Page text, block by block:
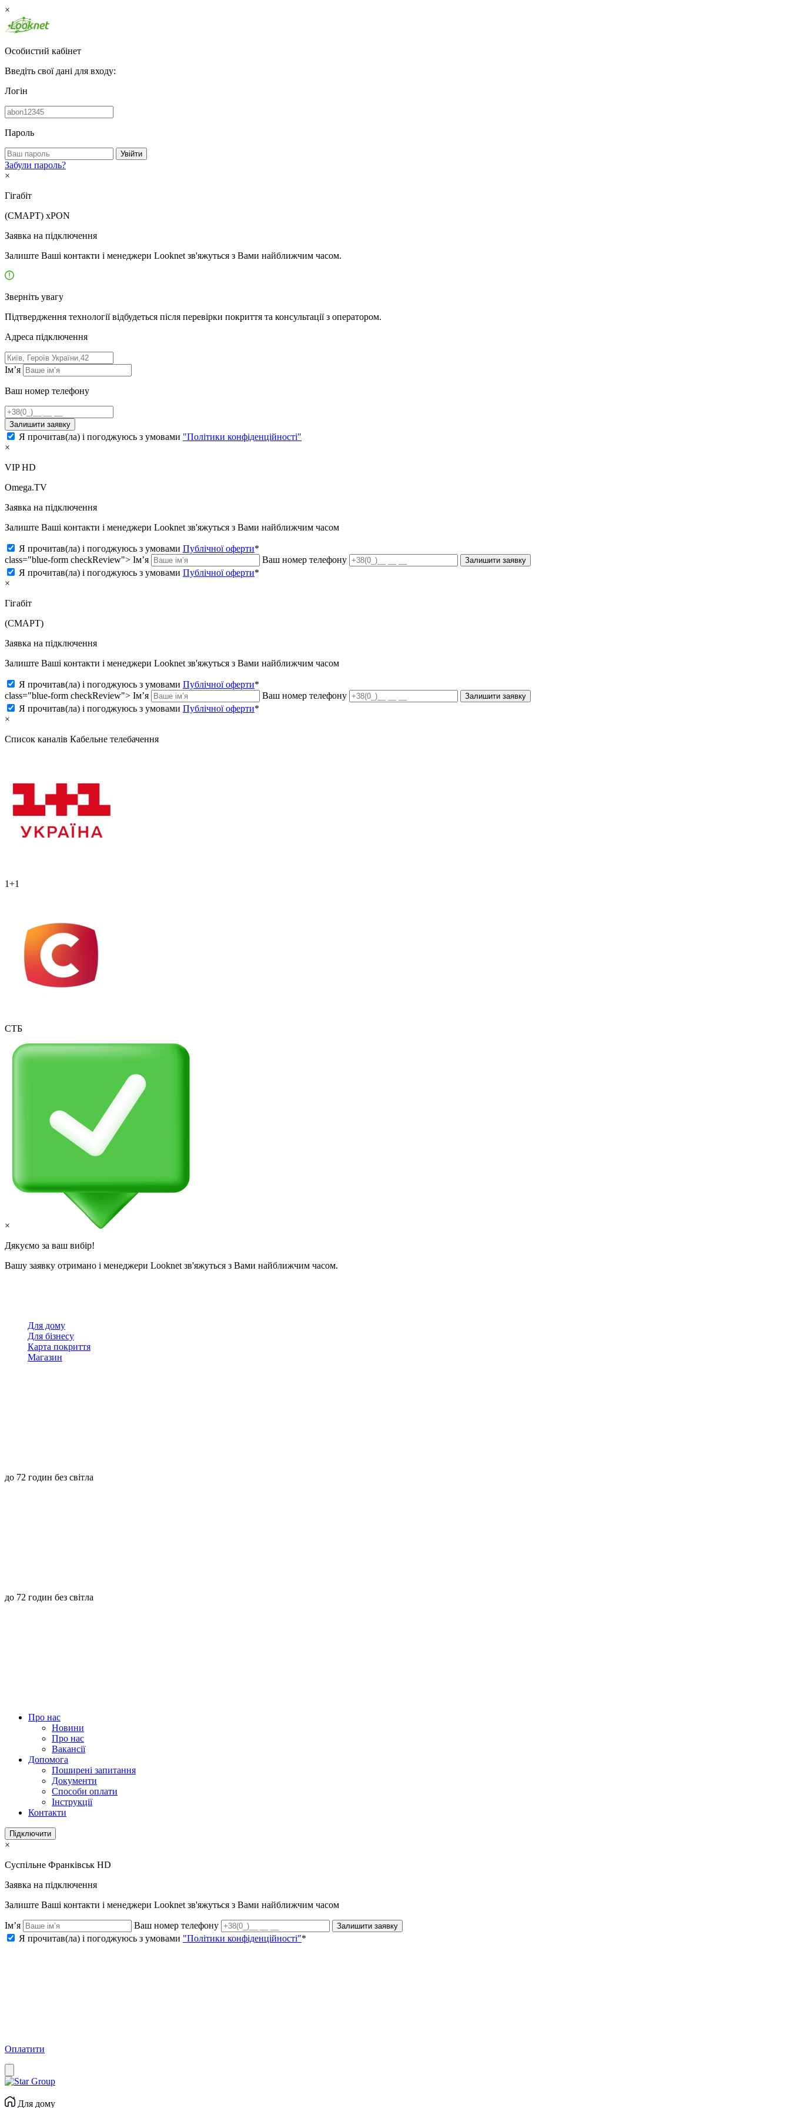
×
Особистий кабінет
Введіть свої дані для входу:
Логін
Пароль
Увійти
Забули пароль?
×
Гігабіт
(СМАРТ) xPON
Заявка на підключення
Залиште Ваші контакти і менеджери Looknet зв'яжуться з Вами найближчим часом.
Зверніть увагу
Підтвердження технології відбудеться після перевірки покриття та консультації з оператором.
Адресa підключення
Ім’я
Ваш номер телефону
Залишити заявку
Я прочитав(ла) і погоджуюсь з умовами "Політики конфіденційності"
×
VIP HD
Omega.TV
Заявка на підключення
Залиште Ваші контакти і менеджери Looknet зв'яжуться з Вами найближчим часом
Я прочитав(ла) і погоджуюсь з умовами Публічної оферти*
class="blue-form checkReview"> Ім’я Ваш номер телефону Залишити заявку
Я прочитав(ла) і погоджуюсь з умовами Публічної оферти*
×
Гігабіт
(СМАРТ)
Заявка на підключення
Залиште Ваші контакти і менеджери Looknet зв'яжуться з Вами найближчим часом
Я прочитав(ла) і погоджуюсь з умовами Публічної оферти*
class="blue-form checkReview"> Ім’я Ваш номер телефону Залишити заявку
Я прочитав(ла) і погоджуюсь з умовами Публічної оферти*
×
Список каналів Кабельне телебачення
1+1
СТБ
×
Дякуємо за ваш вибір!
Вашу заявку отримано і менеджери Looknet зв'яжуться з Вами найближчим часом.
Для дому
Для бізнесу
Карта покриття
Магазин
до 72 годин без світла
до 72 годин без світла
Про нас
Новини
Про нас
Вакансії
Допомога
Поширені запитання
Документи
Способи оплати
Інструкції
Контакти
Підключити
×
Суспільне Франківськ HD
Заявка на підключення
Залиште Ваші контакти і менеджери Looknet зв'яжуться з Вами найближчим часом
Ім’я Ваш номер телефону Залишити заявку
Я прочитав(ла) і погоджуюсь з умовами "Політики конфіденційності"*
Оплатити
Для дому